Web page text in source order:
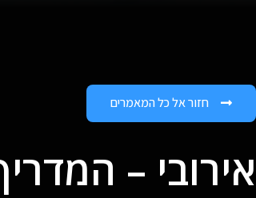
חזור אל כל המאמרים
אירובי –